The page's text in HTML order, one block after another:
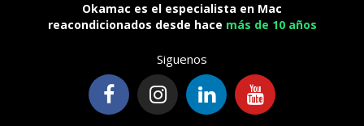
Okamac es el especialista en Mac
reacondicionados desde hace más de 10 años
Siguenos